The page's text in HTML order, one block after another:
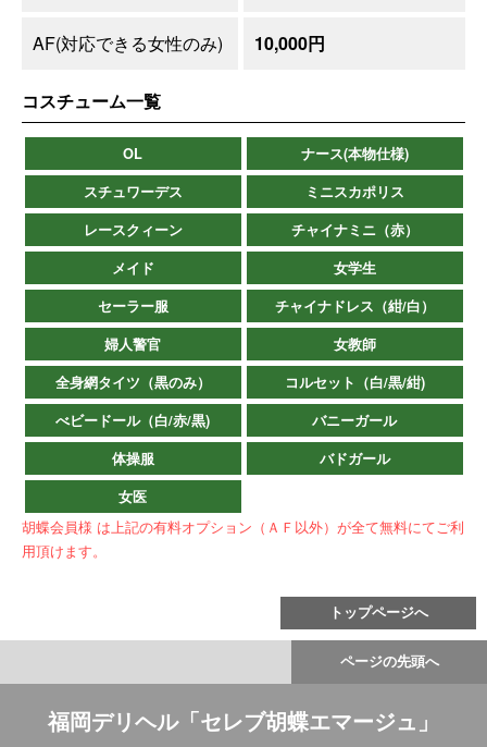
AF(対応できる女性のみ) 10,000円
コスチューム一覧
OL
ナース(本物仕様)
スチュワーデス
ミニスカポリス
レースクィーン
チャイナミニ（赤）
メイド
女学生
セーラー服
チャイナドレス（紺/白）
婦人警官
女教師
全身網タイツ（黒のみ）
コルセット（白/黒/紺)
べビードール（白/赤/黒)
バニーガール
体操服
バドガール
女医
胡蝶会員様 は上記の有料オプション（ＡＦ以外）が全て無料にてご利
用頂けます。
トップページへ
ページの先頭へ
福岡デリヘル「セレブ胡蝶エマージュ」